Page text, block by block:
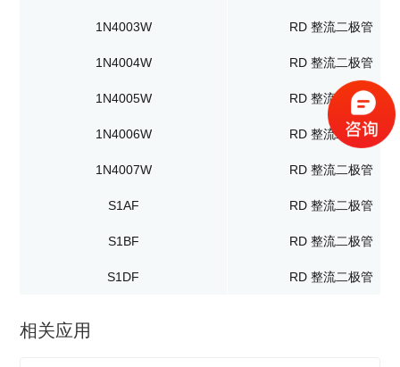
1N4003W RD 整流二极管
1N4004W RD 整流二极管
1N4005W RD 整流二极管
1N4006W RD 整流二极管
1N4007W RD 整流二极管
S1AF RD 整流二极管
S1BF RD 整流二极管
S1DF RD 整流二极管
相关应用